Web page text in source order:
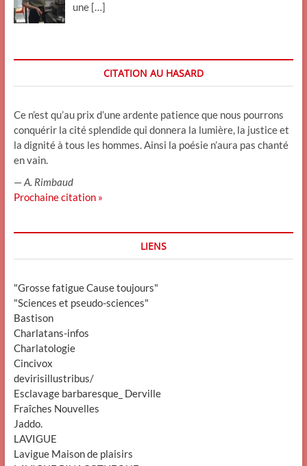
une […]
CITATION AU HASARD
Ce n’est qu’au prix d’une ardente patience que nous pourrons
conquérir la cité splendide qui donnera la lumière, la justice et
la dignité à tous les hommes. Ainsi la poésie n’aura pas chanté
en vain.
—A. Rimbaud
Prochaine citation »
LIENS
"Grosse fatigue Cause toujours"
"Sciences et pseudo-sciences"
Bastison
Charlatans-infos
Charlatologie
Cincivox
devirisillustribus/
Esclavage barbaresque_ Derville
Fraîches Nouvelles
Jaddo.
LAVIGUE
Lavigue Maison de plaisirs